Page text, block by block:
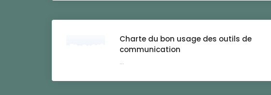
Charte du bon usage des outils de
communication
...